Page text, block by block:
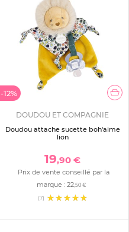
-12%
DOUDOU ET COMPAGNIE
Doudou attache sucette boh'aime
lion
19,90 €
Prix de vente conseillé par la
marque : 22,50 €
(7)